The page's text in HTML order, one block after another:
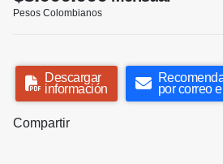
Pesos Colombianos
Descargar
información
por correo
Compartir